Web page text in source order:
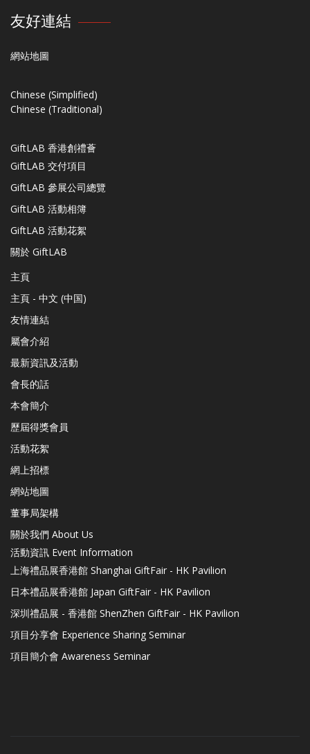
友好連結
網站地圖
Chinese (Simplified)
Chinese (Traditional)
GiftLAB 香港創禮薈
GiftLAB 交付項目
GiftLAB 參展公司總覽
GiftLAB 活動相簿
GiftLAB 活動花絮
關於 GiftLAB
主頁
主頁 - 中文 (中国)
友情連結
屬會介紹
最新資訊及活動
會長的話
本會簡介
歷屆得獎會員
活動花絮
網上招標
網站地圖
董事局架構
關於我們 About Us
活動資訊 Event Information
上海禮品展香港館 Shanghai GiftFair - HK Pavilion
日本禮品展香港館 Japan GiftFair - HK Pavilion
深圳禮品展 - 香港館 ShenZhen GiftFair - HK Pavilion
項目分享會 Experience Sharing Seminar
項目簡介會 Awareness Seminar